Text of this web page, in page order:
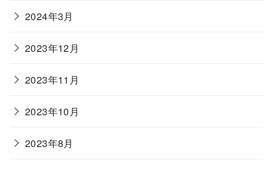
2024年3月
2023年12月
2023年11月
2023年10月
2023年8月